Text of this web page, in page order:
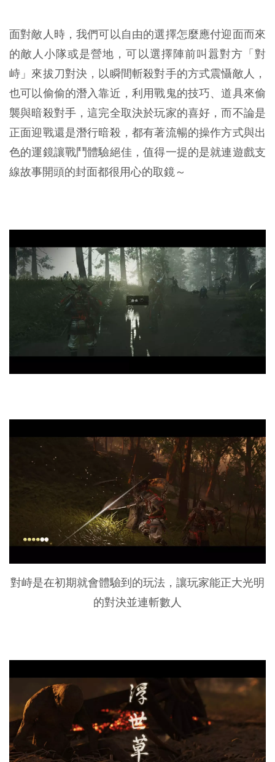
面對敵人時，我們可以自由的選擇怎麼應付迎面而來
的敵人小隊或是營地，可以選擇陣前叫囂對方「對
峙」來拔刀對決，以瞬間斬殺對手的方式震懾敵人，
也可以偷偷的潛入靠近，利用戰鬼的技巧、道具來偷
襲與暗殺對手，這完全取決於玩家的喜好，而不論是
正面迎戰還是潛行暗殺，都有著流暢的操作方式與出
色的運鏡讓戰鬥體驗絕佳，值得一提的是就連遊戲支
線故事開頭的封面都很用心的取鏡～
對峙是在初期就會體驗到的玩法，讓玩家能正大光明
的對決並連斬數人